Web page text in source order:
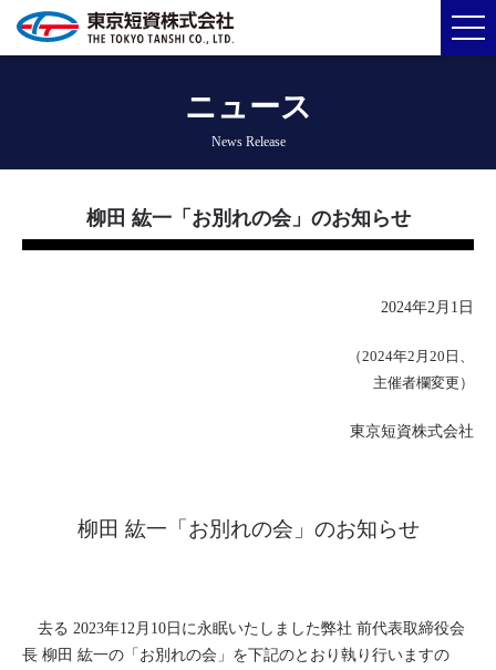
ニュース
News Release
柳田 紘一「お別れの会」のお知らせ
2024年2月1日
（2024年2月20日、
主催者欄変更）
東京短資株式会社
柳田 紘一「お別れの会」のお知らせ
去る 2023年12月 10 日に永眠いたしました弊社 前代表取締役会
長 柳田 紘一の「お別れの会」を下記のとおり執り行いますの